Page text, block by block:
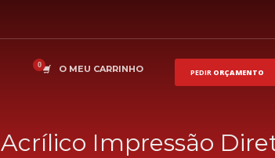
O MEU CARRINHO PEDIR ORÇAMENTO
Acrílico Impressão